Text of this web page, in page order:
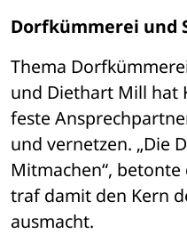
Dorfkümmerei und
Thema
und Diethart Mill hat
feste
und vernetzen. „Die
Mitmachen“,
traf damit den Kern
ausmacht.